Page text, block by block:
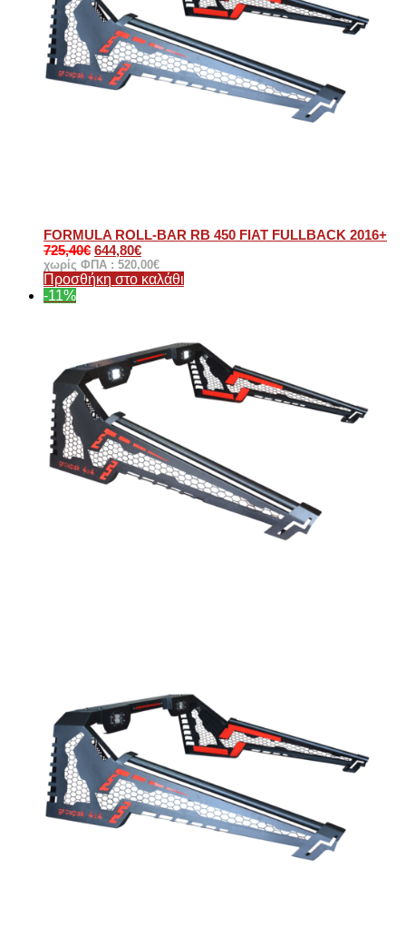
FORMULA ROLL-BAR RB 450 FIAT FULLBACK 2016+
725,40€ 644,80€
χωρίς ΦΠΑ : 520,00€
Προσθήκη στο καλάθι
-11%